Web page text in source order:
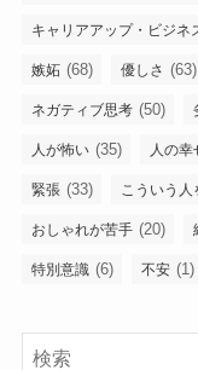
キャリアアップ・ビジネ
嫉妬 (68) 優しさ (63)
ネガティブ思考 (50)
人が怖い (35) 人の
緊張 (33) こういう
おしゃれが苦手 (20)
特別意識 (6) 不安 (1)